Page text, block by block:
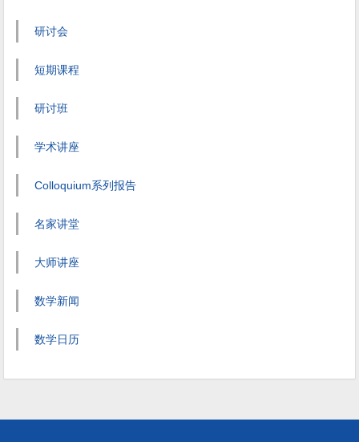
研讨会
短期课程
研讨班
学术讲座
Colloquium系列报告
名家讲堂
大师讲座
数学新闻
数学日历